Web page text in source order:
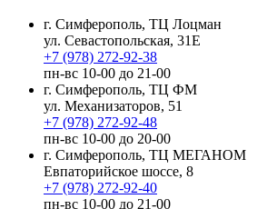
г. Симферополь, ТЦ Лоцман
ул. Севастопольская, 31Е
+7 (978) 272-92-38
пн-вс 10-00 до 21-00
г. Симферополь, ТЦ ФМ
ул. Механизаторов, 51
+7 (978) 272-92-48
пн-вс 10-00 до 20-00
г. Симферополь, ТЦ МЕГАНОМ
Евпаторийское шоссе, 8
+7 (978) 272-92-40
пн-вс 10-00 до 21-00